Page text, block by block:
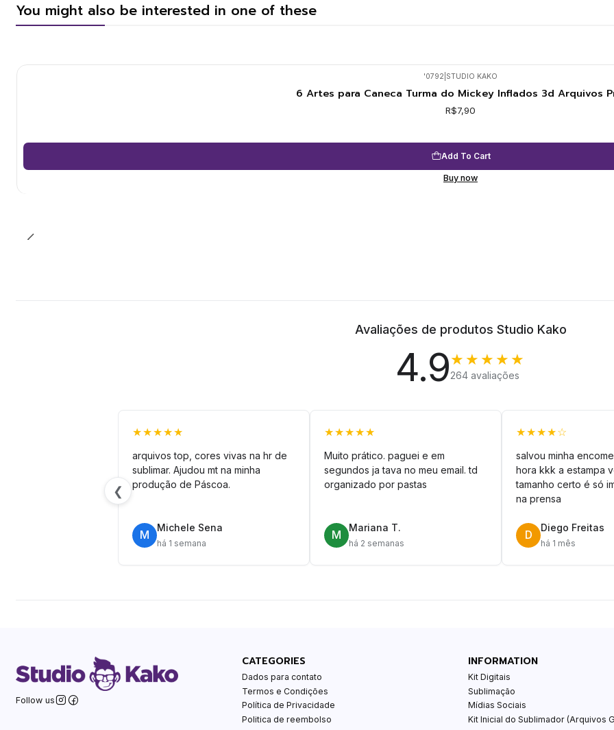
You might also be interested in one of these
'0792 STUDIO KAKO
6 Artes para Caneca Turma do Mickey Inflados 3d Arquivos
R$7,90
Add To Cart
Buy now
Avaliações de produtos Studio Kako
4.9★★★★★
264 avaliações
❮
★★★★★
arquivos top, cores vivas na hr de
sublimar. Ajudou mt na minha
produção de Páscoa.
M
Michele Sena
há 1 semana
★★★★★
Muito prático. paguei e em
segundos ja tava no meu email. td
organizado por pastas
M
Mariana T.
há 2 semanas
★★★★☆
salvou minha
hora kkk a estampa
tamanho certo é só
na prensa
D
Diego Freitas
há 1 mês
Follow us
CATEGORIES
Dados para contato
Termos e Condições
Política de Privacidade
Politica de reembolso
INFORMATION
Kit Digitais
Sublimação
Mídias Sociais
Kit Inicial do Sublimador (Arquivos